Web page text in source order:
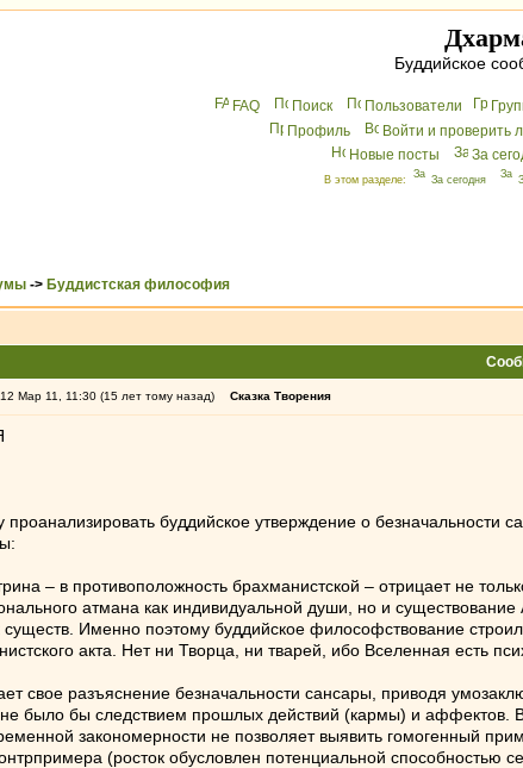
Буддийское
FAQ Поиск Пользователи
Профиль
Войти и проверить
Новые посты
За
В этом разделе: За сегодня
-> Буддистская философия
Мар 11, 11:30 (15 лет тому назад) Сказка Творения
проанализировать буддийское утверждение о
– в противоположность брахманистской – отрицает не
атмана как индивидуальной души, но и
Именно поэтому буддийское философствование
акта. Нет ни Творца, ни тварей, ибо Вселенная есть
свое разъяснение безначальности сансары, приводя
было бы следствием прошлых действий (кармы) и аффектов.
закономерности не позволяет выявить гомогенный
(росток обусловлен потенциальной